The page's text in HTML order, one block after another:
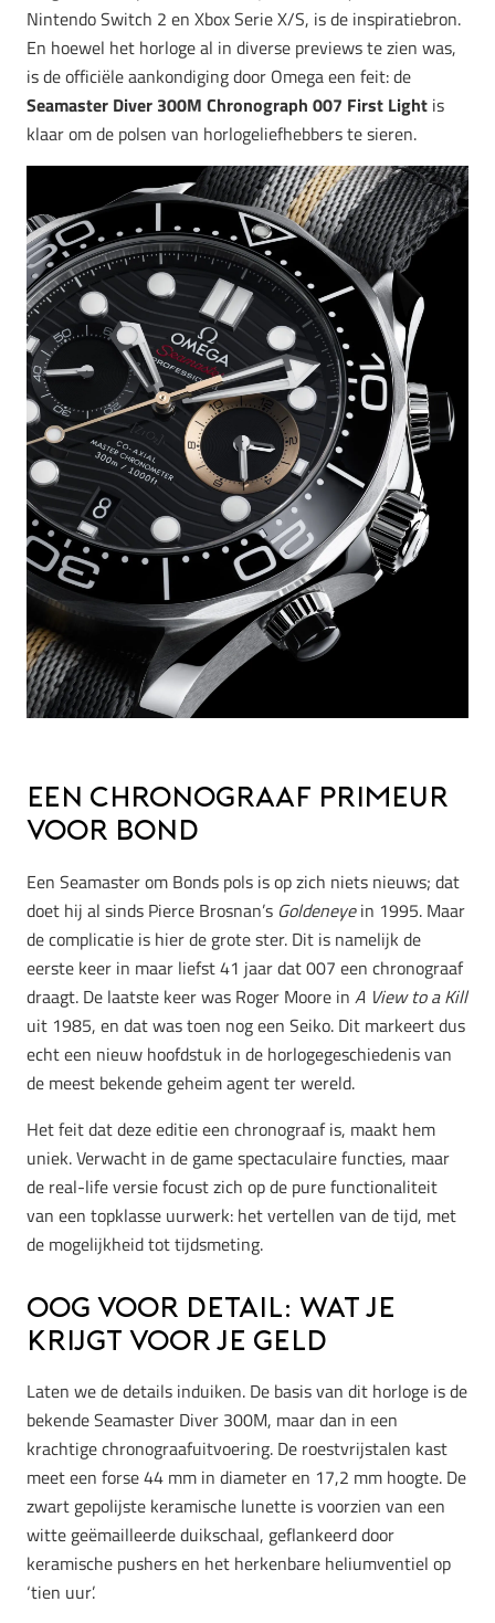
Nintendo Switch 2 en Xbox Serie X/S, is de inspiratiebron.
En hoewel het horloge al in diverse previews te zien was,
is de officiële aankondiging door Omega een feit: de
Seamaster Diver 300M Chronograph 007 First Light is
klaar om de polsen van horlogeliefhebbers te sieren.
Een Chronograaf Primeur
voor Bond
Een Seamaster om Bonds pols is op zich niets nieuws; dat
doet hij al sinds Pierce Brosnan’s Goldeneyein 1995. Maar
de complicatie is hier de grote ster. Dit is namelijk de
eerste keer in maar liefst 41 jaar dat 007 een chronograaf
draagt. De laatste keer was Roger Moore in A View to a Kill
uit 1985, en dat was toen nog een Seiko. Dit markeert dus
echt een nieuw hoofdstuk in de horlogegeschiedenis van
de meest bekende geheim agent ter wereld.
Het feit dat deze editie een chronograaf is, maakt hem
uniek. Verwacht in de game spectaculaire functies, maar
de real-life versie focust zich op de pure functionaliteit
van een topklasse uurwerk: het vertellen van de tijd, met
de mogelijkheid tot tijdsmeting.
Oog voor Detail: Wat je
krijgt voor je geld
Laten we de details induiken. De basis van dit horloge is de
bekende Seamaster Diver 300M, maar dan in een
krachtige chronograafuitvoering. De roestvrijstalen kast
meet een forse 44 mm in diameter en 17,2 mm hoogte. De
zwart gepolijste keramische lunette is voorzien van een
witte geëmailleerde duikschaal, geflankeerd door
keramische pushers en het herkenbare heliumventiel op
‘tien uur’.